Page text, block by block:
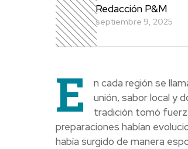
Redacción P&M
septiembre 9, 2025
E
n cada región se
unión, sabor local y
tradición tomó
preparaciones habían
había surgido de manera